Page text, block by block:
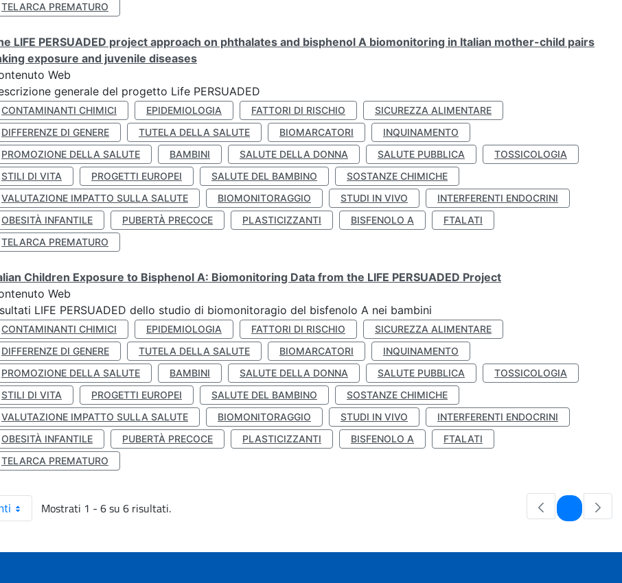
TELARCA PREMATURO
LIFE PERSUADED project approach on phthalates and bisphenol A biomonitoring in Italian mother-child pairs
exposure and juvenile diseases
Web
generale del progetto Life PERSUADED
CONTAMINANTI CHIMICI EPIDEMIOLOGIA FATTORI DI RISCHIO
SICUREZZA ALIMENTARE
DIFFERENZE DI GENERE
TUTELA DELLA SALUTE BIOMARCATORI
INQUINAMENTO
PROMOZIONE DELLA SALUTE
BAMBINI SALUTE DELLA DONNA SALUTE PUBBLICA
TOSSICOLOGIA
STILI DI VITA
PROGETTI EUROPEI SALUTE DEL BAMBINO
SOSTANZE CHIMICHE
VALUTAZIONE IMPATTO SULLA SALUTE
BIOMONITORAGGIO STUDI IN VIVO
INTERFERENTI ENDOCRINI
OBESITÀ INFANTILE
PUBERTÀ PRECOCE PLASTICIZZANTI BISFENOLO A
FTALATI
TELARCA PREMATURO
Children Exposure to Bisphenol A: Biomonitoring Data from the LIFE PERSUADED Project
Web
LIFE PERSUADED dello studio di biomonitoragio del bisfenolo A nei bambini
CONTAMINANTI CHIMICI EPIDEMIOLOGIA FATTORI DI RISCHIO
SICUREZZA ALIMENTARE
DIFFERENZE DI GENERE
TUTELA DELLA SALUTE BIOMARCATORI
INQUINAMENTO
PROMOZIONE DELLA SALUTE
BAMBINI SALUTE DELLA DONNA SALUTE PUBBLICA
TOSSICOLOGIA
STILI DI VITA
PROGETTI EUROPEI SALUTE DEL BAMBINO
SOSTANZE CHIMICHE
VALUTAZIONE IMPATTO SULLA SALUTE
BIOMONITORAGGIO STUDI IN VIVO
INTERFERENTI ENDOCRINI
OBESITÀ INFANTILE
PUBERTÀ PRECOCE PLASTICIZZANTI BISFENOLO A
FTALATI
TELARCA PREMATURO
Mostrati 1 - 6 su 6 risultati. Pagina